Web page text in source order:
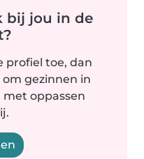
bij jou in de
profiel toe, dan
gezinnen in
oppassen